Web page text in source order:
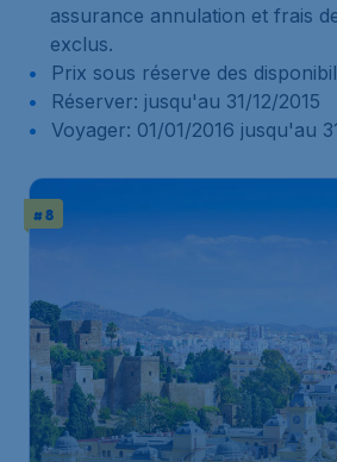
assurance annulation et frais
exclus.
Prix sous réserve des
Réserver: jusqu'au 31/12/2015
Voyager: 01/01/2016 jusqu'au
# 8